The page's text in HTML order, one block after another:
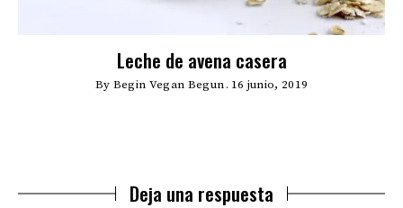
Leche de avena casera
By Begin Vegan Begun 16 junio, 2019
Deja una respuesta